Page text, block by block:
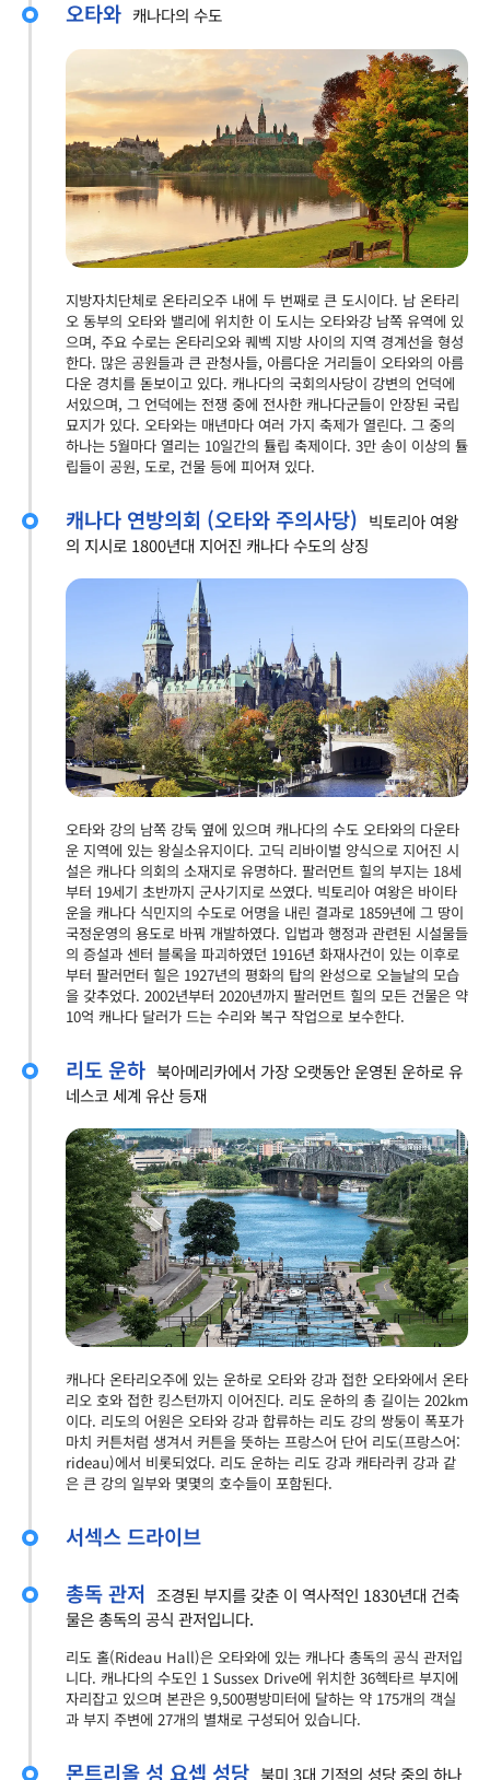
오타와 캐나다의 수도
지방자치단체로 온타리오주 내에 두 번째로 큰 도시이다. 남 온타리
오 동부의 오타와 밸리에 위치한 이 도시는 오타와강 남쪽 유역에 있
으며, 주요 수로는 온타리오와 퀘벡 지방 사이의 지역 경계선을 형성
한다. 많은 공원들과 큰 관청사들, 아름다운 거리들이 오타와의 아름
다운 경치를 돋보이고 있다. 캐나다의 국회의사당이 강변의 언덕에
서있으며, 그 언덕에는 전쟁 중에 전사한 캐나다군들이 안장된 국립
묘지가 있다. 오타와는 매년마다 여러 가지 축제가 열린다. 그 중의
하나는 5월마다 열리는 10일간의 튤립 축제이다. 3만 송이 이상의 튤
립들이 공원, 도로, 건물 등에 피어져 있다.
캐나다 연방의회 (오타와 주의사당) 빅토리아 여왕
의 지시로 1800년대 지어진 캐나다 수도의 상징
오타와 강의 남쪽 강둑 옆에 있으며 캐나다의 수도 오타와의 다운타
운 지역에 있는 왕실소유지이다. 고딕 리바이벌 양식으로 지어진 시
설은 캐나다 의회의 소재지로 유명하다. 팔러먼트 힐의 부지는 18세
부터 19세기 초반까지 군사기지로 쓰였다. 빅토리아 여왕은 바이타
운을 캐나다 식민지의 수도로 어명을 내린 결과로 1859년에 그 땅이
국정운영의 용도로 바꿔 개발하였다. 입법과 행정과 관련된 시설물들
의 증설과 센터 블록을 파괴하였던 1916년 화재사건이 있는 이후로
부터 팔러먼터 힐은 1927년의 평화의 탑의 완성으로 오늘날의 모습
을 갖추었다. 2002년부터 2020년까지 팔러먼트 힐의 모든 건물은 약
10억 캐나다 달러가 드는 수리와 복구 작업으로 보수한다.
리도 운하 북아메리카에서 가장 오랫동안 운영된 운하로 유
네스코 세계 유산 등재
캐나다 온타리오주에 있는 운하로 오타와 강과 접한 오타와에서 온타
리오 호와 접한 킹스턴까지 이어진다. 리도 운하의 총 길이는 202km
이다. 리도의 어원은 오타와 강과 합류하는 리도 강의 쌍둥이 폭포가
마치 커튼처럼 생겨서 커튼을 뜻하는 프랑스어 단어 리도(프랑스어:
rideau)에서 비롯되었다. 리도 운하는 리도 강과 캐타라퀴 강과 같
은 큰 강의 일부와 몇몇의 호수들이 포함된다.
서섹스 드라이브
총독 관저 조경된 부지를 갖춘 이 역사적인 1830년대 건축
물은 총독의 공식 관저입니다.
리도 홀(Rideau Hall)은 오타와에 있는 캐나다 총독의 공식 관저입
니다. 캐나다의 수도인 1 Sussex Drive에 위치한 36헥타르 부지에
자리잡고 있으며 본관은 9,500평방미터에 달하는 약 175개의 객실
과 부지 주변에 27개의 별채로 구성되어 있습니다.
몬트리올 성 요셉 성당 북미 3대 기적의 성당 중의 하나